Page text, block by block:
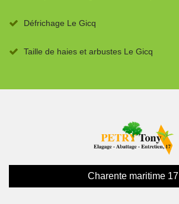
Défrichage Le Gicq
Taille de haies et arbustes Le Gicq
Charente maritime 17